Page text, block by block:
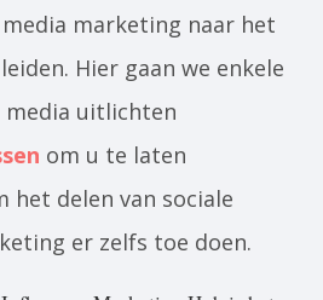
marketing naar het
Hier gaan we enkele
media uitlichten
om u te laten
het delen van sociale
er zelfs toe doen.